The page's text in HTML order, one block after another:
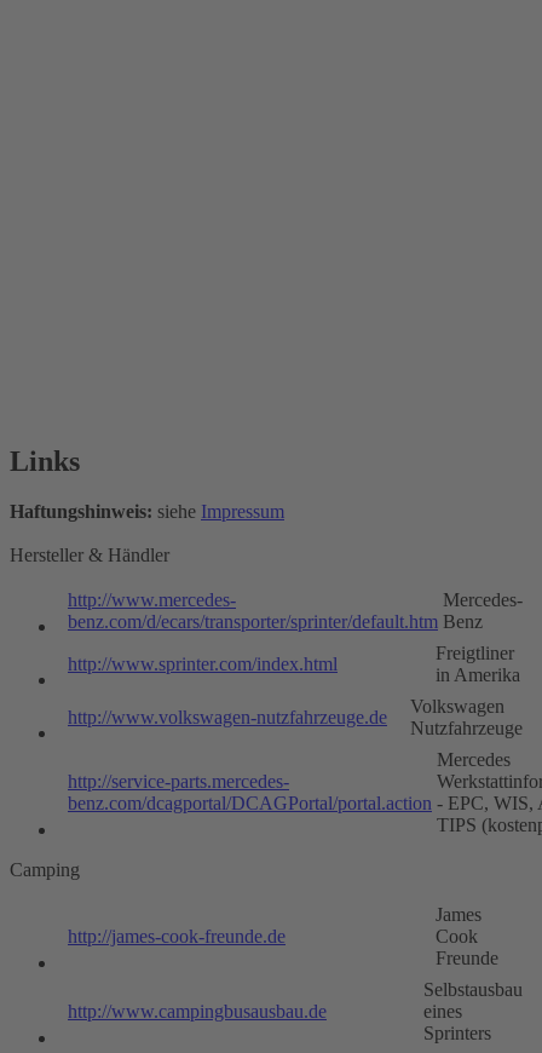
Links
Haftungshinweis: siehe Impressum
Hersteller & Händler
http://www.mercedes-
benz.com/d/ecars/transporter/sprinter/default.htm
Mercedes-
Benz
http://www.sprinter.com/index.html
Freigtliner
in Amerika
http://www.volkswagen-nutzfahrzeuge.de
Volkswagen
Nutzfahrzeuge
http://service-parts.mercedes-
benz.com/dcagportal/DCAGPortal/portal.action
Mercedes
- EPC, WIS,
TIPS
Camping
http://james-cook-freunde.de
James
Cook
Freunde
http://www.campingbusausbau.de
Selbstausbau
eines
Sprinters